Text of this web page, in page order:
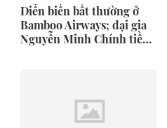
Diễn biến bất thường ở
Bamboo Airways; đại gia
Nguyễn Minh Chính tiềm